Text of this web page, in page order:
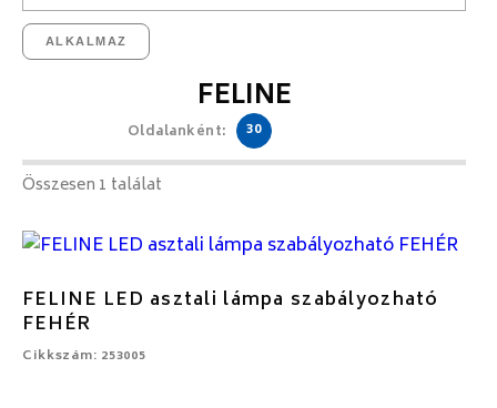
ALKALMAZ
FELINE
Oldalanként: 30
Összesen 1 találat
FELINE LED asztali lámpa szabályozható
FEHÉR
Cikkszám: 253005